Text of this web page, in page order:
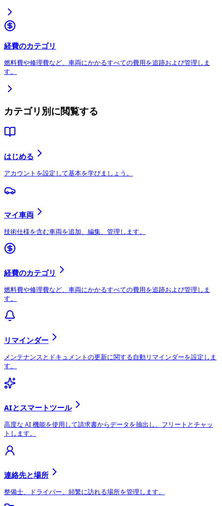
経費のカテゴリ
燃料費や修理費など、車両にかかるすべての費用を追跡および管理しま
す。
カテゴリ別に閲覧する
はじめる
アカウントを設定して基本を学びましょう。
マイ車両
技術仕様を含む車両を追加、編集、管理します。
経費のカテゴリ
燃料費や修理費など、車両にかかるすべての費用を追跡および管理しま
す。
リマインダー
メンテナンスとドキュメントの更新に関する自動リマインダーを設定しま
す。
AIとスマートツール
高度な AI 機能を使用して請求書からデータを抽出し、フリートとチャッ
トします。
連絡先と場所
整備士、ドライバー、頻繁に訪れる場所を管理します。